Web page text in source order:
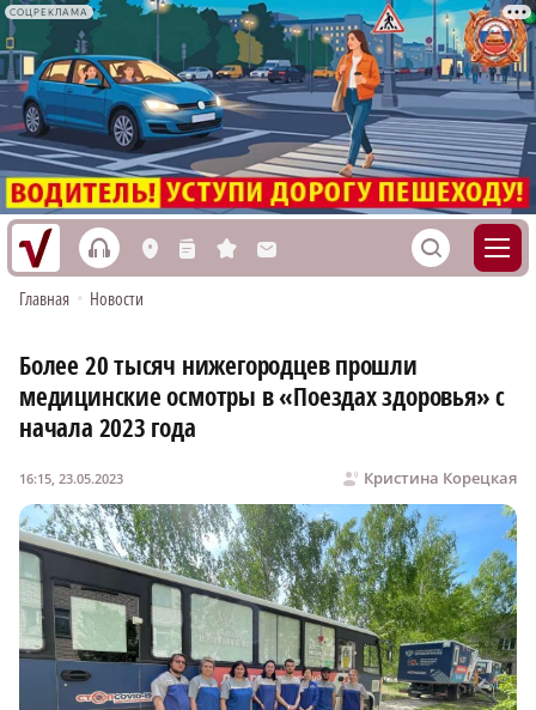
СОЦРЕКЛАМА
h L n s M S
Главная • Новости
Более 20 тысяч нижегородцев прошли
медицинские осмотры в «Поездах здоровья» с
начала 2023 года
Кристина Корецкая
16:15, 23.05.2023